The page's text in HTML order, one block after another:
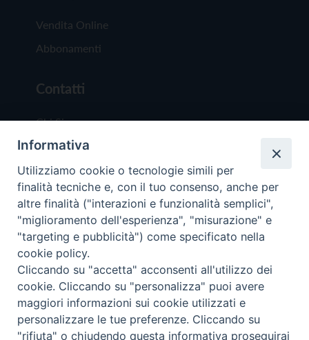
Vendita Online
Abbonamenti
Contatti
Chi Siamo
Redazione
Scrivici
Copyright © 2019 - Tutti i diritti riservati - Vita
Trentina Editrice
Privacy Policy
Torna
Informativa
Utilizziamo cookie o tecnologie simili per
finalità tecniche e, con il tuo consenso, anche per
altre finalità ("interazioni e funzionalità semplici",
"miglioramento dell'esperienza", "misurazione" e
"targeting e pubblicità") come specificato nella
cookie policy.
Cliccando su "accetta" acconsenti all'utilizzo dei
cookie. Cliccando su "personalizza" puoi avere
maggiori informazioni sui cookie utilizzati e
personalizzare le tue preferenze. Cliccando su
"rifiuta" o chiudendo questa informativa proseguirai